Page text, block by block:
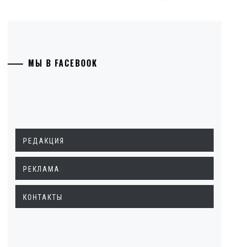
МЫ В FACEBOOK
РЕДАКЦИЯ
РЕКЛАМА
КОНТАКТЫ